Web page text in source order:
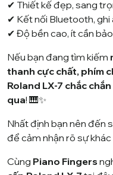
✔ Thiết kế đẹp, sang
✔ Kết nối Bluetooth, ghi
✔ Độ bền cao, ít cần
Nếu bạn đang tìm kiếm
thanh cực chất, phím
Roland LX-7 chắc
qua! 🎹✨
Nhất định bạn nên đến
để cảm nhận rõ sự khác
Cùng Piano Fingers